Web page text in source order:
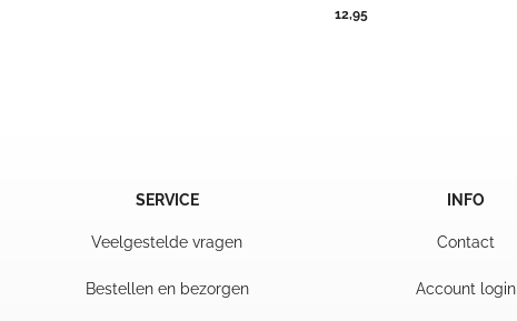
12,95
SERVICE
Veelgestelde vragen
Bestellen en bezorgen
INFO
Contact
Account login